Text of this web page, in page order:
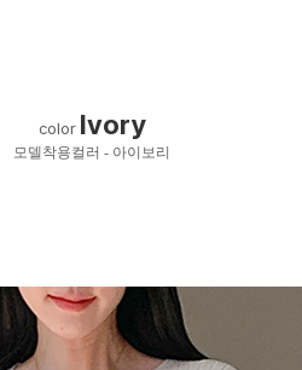
color Ivory
모델착용컬러 - 아이보리